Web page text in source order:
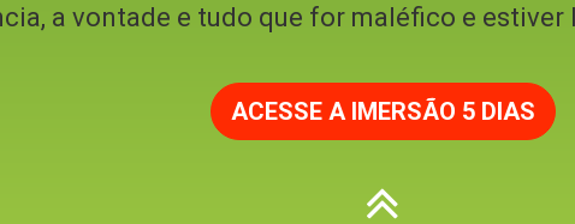
a vontade e tudo que for maléfico e
ACESSE A IMERSÃO 5 DIAS